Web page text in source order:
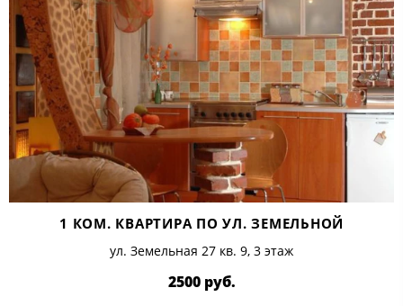
1 КОМ. КВАРТИРА ПО УЛ. ЗЕМЕЛЬНОЙ
ул. Земельная 27 кв. 9, 3 этаж
2500 руб.